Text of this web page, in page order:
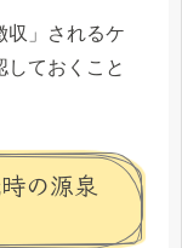
収」されるケ
しておくこと
の源泉